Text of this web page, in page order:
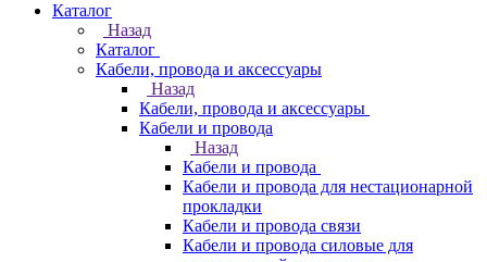
Каталог
Назад
Каталог
Кабели, провода и аксессуары
Назад
Кабели, провода и аксессуары
Кабели и провода
Назад
Кабели и провода
Кабели и провода для нестационарной
прокладки
Кабели и провода связи
Кабели и провода силовые для